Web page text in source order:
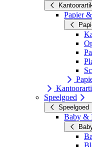
Papier
Speelgoed
Speelgoed
Baby &